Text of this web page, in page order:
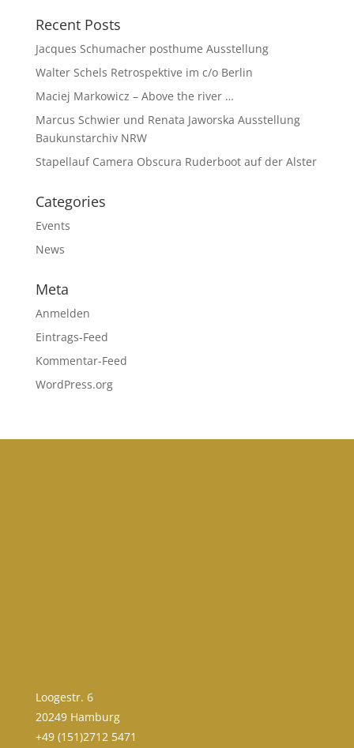
Recent Posts
Jacques Schumacher posthume Ausstellung
Walter Schels Retrospektive im c/o Berlin
Maciej Markowicz – Above the river …
Marcus Schwier und Renata Jaworska Ausstellung
Baukunstarchiv NRW
Stapellauf Camera Obscura Ruderboot auf der Alster
Categories
Events
News
Meta
Anmelden
Eintrags-Feed
Kommentar-Feed
WordPress.org
Loogestr. 6
20249 Hamburg
+49 (151)2712 5471